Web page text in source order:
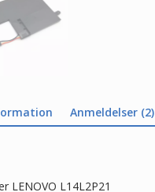
Anmeldelser (2)
L14L2P21